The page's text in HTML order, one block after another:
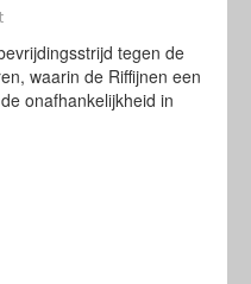
tegen de
waarin de Riffijnen een
onafhankelijkheid in